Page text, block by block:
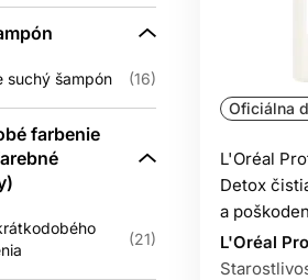
Najlepší šampón na blond vlasy
regeneračný šampón. Na udržanie
MÔŽEM
Vo väčšine prípadov to nie je
blond vlasy začnú pôsobiť žltšie.
suchý šampón 16
farbenie
21
Oficiálna
L'Oréal
Detox
a
L'Oréal